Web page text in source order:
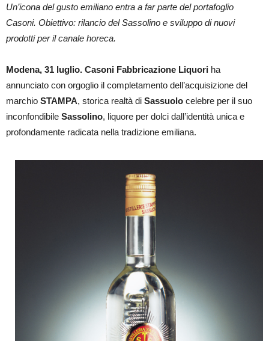
Un’icona del gusto emiliano entra a far parte del portafoglio
Casoni. Obiettivo: rilancio del Sassolino e sviluppo di nuovi
prodotti per il canale horeca.
Modena, 31 luglio. Casoni Fabbricazione Liquori ha
annunciato con orgoglio il completamento dell’acquisizione del
marchio STAMPA, storica realtà di Sassuolo celebre per il suo
inconfondibile Sassolino, liquore per dolci dall’identità unica e
profondamente radicata nella tradizione emiliana.